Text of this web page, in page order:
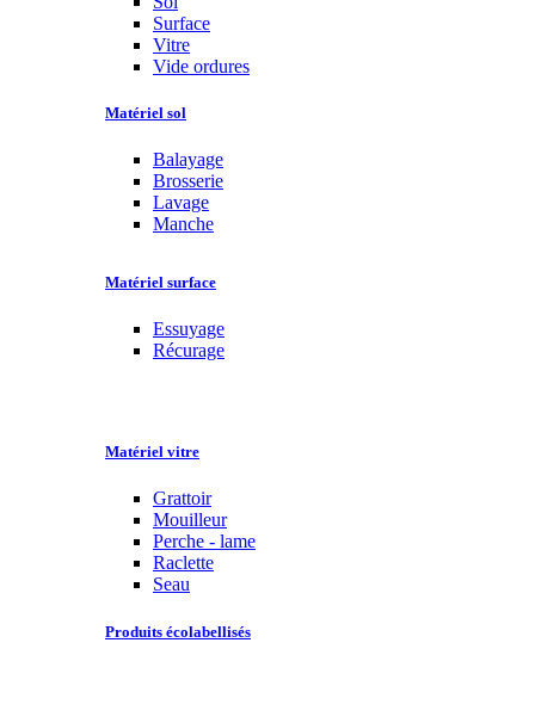
Surface
Vitre
Vide ordures
Matériel sol
Balayage
Brosserie
Lavage
Manche
Matériel surface
Essuyage
Récurage
Matériel vitre
Grattoir
Mouilleur
Perche - lame
Raclette
Seau
Produits écolabellisés